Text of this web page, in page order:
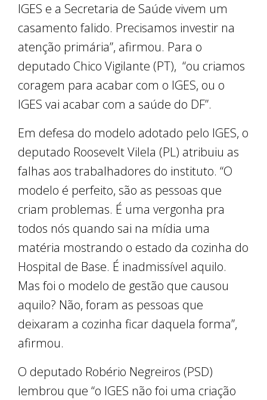
IGES e a Secretaria de Saúde vivem um
casamento falido. Precisamos investir na
atenção primária”, afirmou. Para o
deputado Chico Vigilante (PT), “ou criamos
coragem para acabar com o IGES, ou o
IGES vai acabar com a saúde do DF”.
Em defesa do modelo adotado pelo IGES, o
deputado Roosevelt Vilela (PL) atribuiu as
falhas aos trabalhadores do instituto. “O
modelo é perfeito, são as pessoas que
criam problemas. É uma vergonha pra
todos nós quando sai na mídia uma
matéria mostrando o estado da cozinha do
Hospital de Base. É inadmissível aquilo.
Mas foi o modelo de gestão que causou
aquilo? Não, foram as pessoas que
deixaram a cozinha ficar daquela forma”,
afirmou.
O deputado Robério Negreiros (PSD)
lembrou que “o IGES não foi uma criação